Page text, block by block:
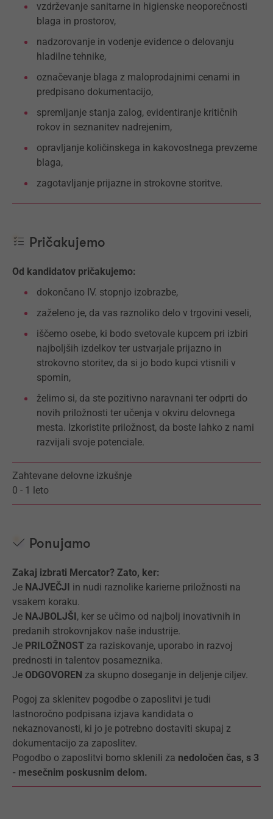
vzdrževanje sanitarne in higienske neoporečnosti
blaga in prostorov,
nadzorovanje in vodenje evidence o delovanju
hladilne tehnike,
označevanje blaga z maloprodajnimi cenami in
predpisano dokumentacijo,
spremljanje stanja zalog, evidentiranje kritičnih
rokov in seznanitev nadrejenim,
opravljanje količinskega in kakovostnega prevzeme
blaga,
zagotavljanje prijazne in strokovne storitve.
Pričakujemo
Od kandidatov pričakujemo:
dokončano IV. stopnjo izobrazbe,
zaželeno je, da vas raznoliko delo v trgovini veseli,
iščemo osebe, ki bodo svetovale kupcem pri izbiri
najboljših izdelkov ter ustvarjale prijazno in
strokovno storitev, da si jo bodo kupci vtisnili v
spomin,
želimo si, da ste pozitivno naravnani ter odprti do
novih priložnosti ter učenja v okviru delovnega
mesta. Izkoristite priložnost, da boste lahko z nami
razvijali svoje potenciale.
Zahtevane delovne izkušnje
0 - 1 leto
Ponujamo
Zakaj izbrati Mercator? Zato, ker:
Je NAJVEČJI in nudi raznolike karierne priložnosti na
vsakem koraku.
Je NAJBOLJŠI , ker se učimo od najbolj inovativnih in
predanih strokovnjakov naše industrije.
Je PRILOŽNOST za raziskovanje, uporabo in razvoj
prednosti in talentov posameznika.
Je ODGOVOREN za skupno doseganje in deljenje ciljev.
Pogoj za sklenitev pogodbe o zaposlitvi je tudi
lastnoročno podpisana izjava kandidata o
nekaznovanosti, ki jo je potrebno dostaviti skupaj z
dokumentacijo za zaposlitev.
Pogodbo o zaposlitvi bomo sklenili za nedoločen čas, s 3
- mesečnim poskusnim delom.